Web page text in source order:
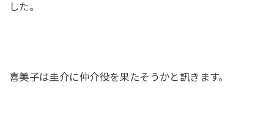
した。
喜美子は圭介に仲介役を果たそうかと訊きます。